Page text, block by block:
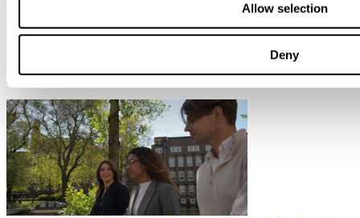
Allow selection
Deny
June 22, 2026Secondment-tarina: Krister Kojo